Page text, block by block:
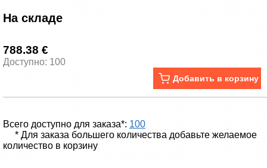
На складе
788.38 €
Доступно: 100
Добавить в корзину
Всего доступно для заказа*: 100
* Для заказа большего количества добавьте желаемое
количество в корзину